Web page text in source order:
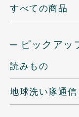
すべての商品
─ ピックアッ
読みもの
地球洗い隊通信